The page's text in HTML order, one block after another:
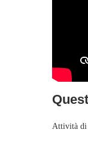
Attività di